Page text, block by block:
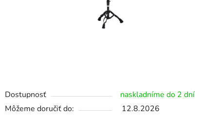
Dostupnosť
naskladníme do 2 dní
Môžeme doručiť do:
12.8.2026